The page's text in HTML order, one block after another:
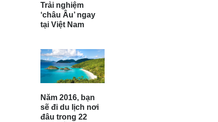
Trải nghiệm
‘châu Âu’ ngay
tại Việt Nam
Năm 2016, bạn
sẽ đi du lịch nơi
đâu trong 22